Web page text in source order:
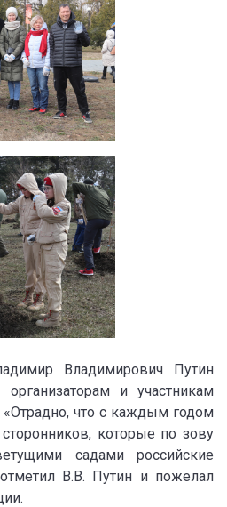
Владимирович Путин
организаторам и участникам
что с каждым годом
которые по зову
садами российские
В.В. Путин и пожелал